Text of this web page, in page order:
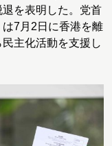
を表明した。党首
は7月2日に香港を離
主化活動を支援し